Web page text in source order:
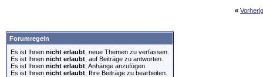
«
Forumregeln
Es ist Ihnen nicht erlaubt , neue Themen zu verfassen.
Es ist Ihnen nicht erlaubt , auf Beiträge zu antworten.
Es ist Ihnen nicht erlaubt , Anhänge anzufügen.
Es ist Ihnen nicht erlaubt , Ihre Beiträge zu bearbeiten.